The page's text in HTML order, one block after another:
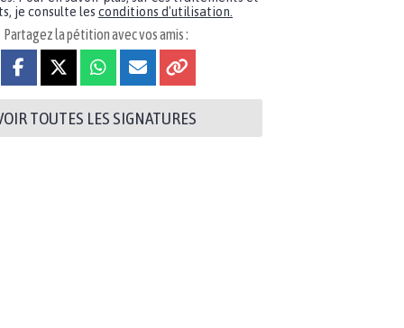
je consulte les conditions d'utilisation.
Partagez la pétition avec vos amis :
TOUTES LES SIGNATURES